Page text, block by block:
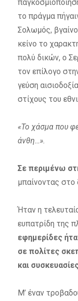
το πράγμα
Σολωμός,
κείνο το
πολύ δικών, ο
τον επίλογο
γεύση
στίχους του
«Το χάσμα που
άνθη…».
Σε περιμένω
μπαίνοντας στο
Ήταν η
ευπατρίδη της
εφημερίδες
σε πολίτες
και
Μ’ έναν